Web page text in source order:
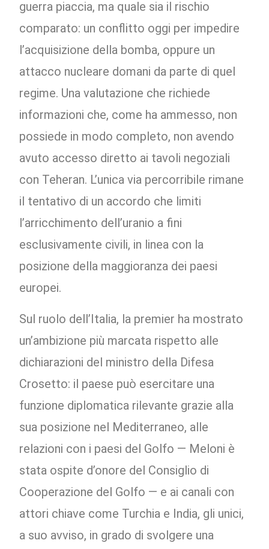
guerra piaccia, ma quale sia il rischio
comparato: un conflitto oggi per impedire
l’acquisizione della bomba, oppure un
attacco nucleare domani da parte di quel
regime. Una valutazione che richiede
informazioni che, come ha ammesso, non
possiede in modo completo, non avendo
avuto accesso diretto ai tavoli negoziali
con Teheran. L’unica via percorribile rimane
il tentativo di un accordo che limiti
l’arricchimento dell’uranio a fini
esclusivamente civili, in linea con la
posizione della maggioranza dei paesi
europei.
Sul ruolo dell’Italia, la premier ha mostrato
un’ambizione più marcata rispetto alle
dichiarazioni del ministro della Difesa
Crosetto: il paese può esercitare una
funzione diplomatica rilevante grazie alla
sua posizione nel Mediterraneo, alle
relazioni con i paesi del Golfo — Meloni è
stata ospite d’onore del Consiglio di
Cooperazione del Golfo — e ai canali con
attori chiave come Turchia e India, gli unici,
a suo avviso, in grado di svolgere una